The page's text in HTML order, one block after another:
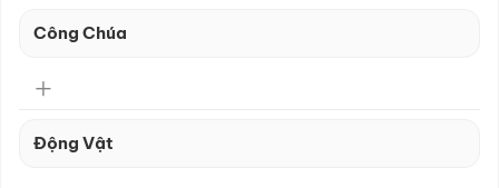
Công Chúa
Động Vật